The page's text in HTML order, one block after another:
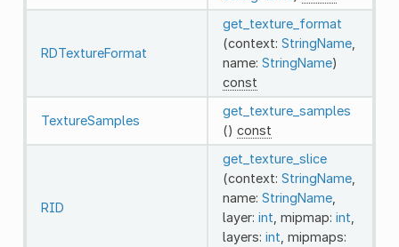
RDTextureFormat
get_texture_format
(context: StringName,
name: StringName)
const
TextureSamples
get_texture_samples
() const
RID
get_texture_slice
(context: StringName,
name: StringName,
layer: int , mipmap: int
layers: int , mipmaps: